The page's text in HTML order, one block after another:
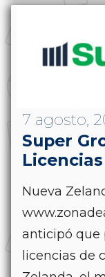
7 agosto,
Super
Nueva
anticipó que
licencias de